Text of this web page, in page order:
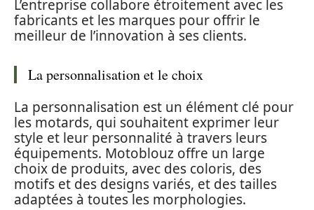
L’entreprise collabore étroitement avec les
fabricants et les marques pour offrir le
meilleur de l’innovation à ses clients.
La personnalisation et le choix
La personnalisation est un élément clé pour
les motards, qui souhaitent exprimer leur
style et leur personnalité à travers leurs
équipements. Motoblouz offre un large
choix de produits, avec des coloris, des
motifs et des designs variés, et des tailles
adaptées à toutes les morphologies.